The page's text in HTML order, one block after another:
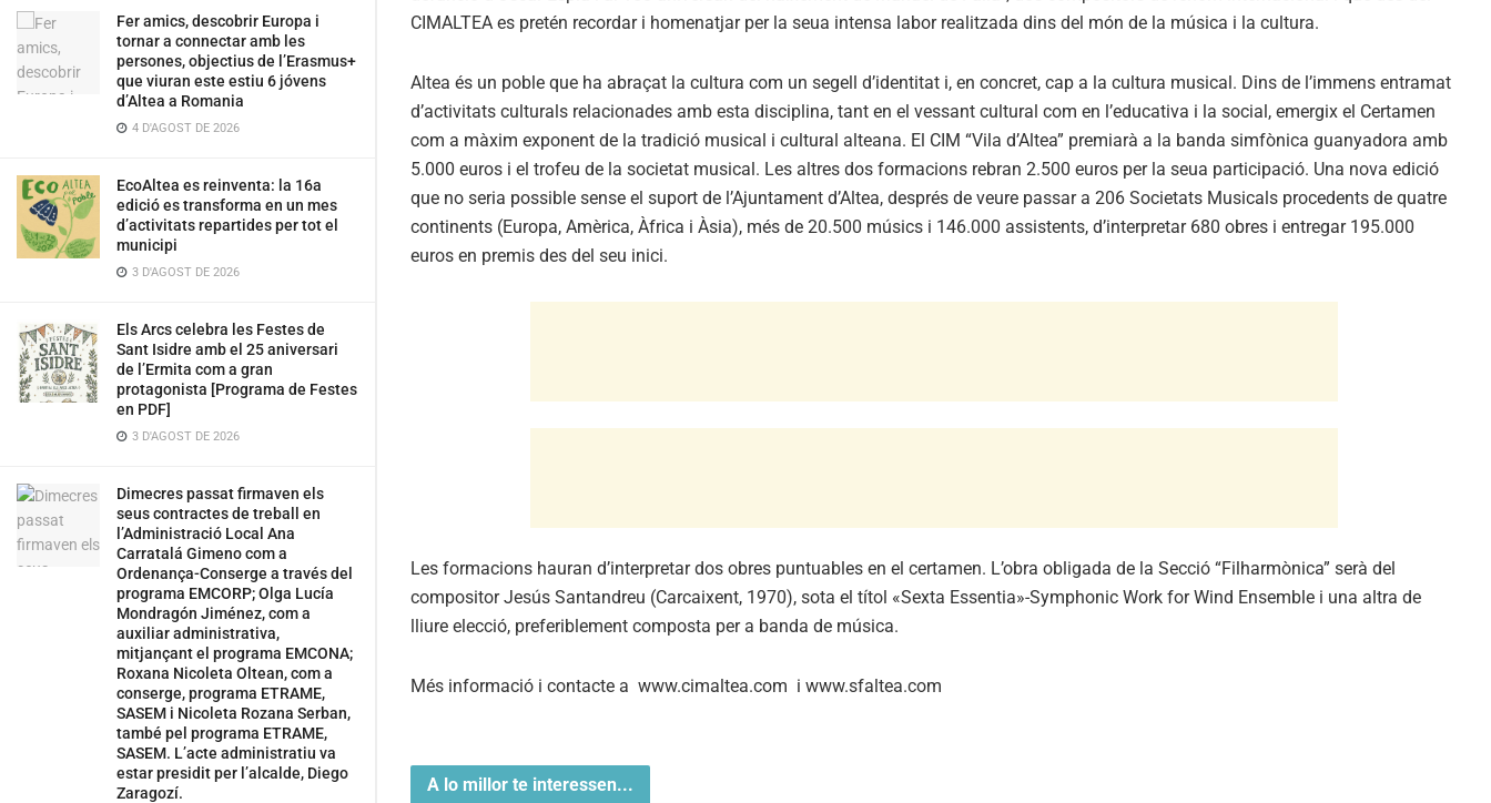
Fer amics, descobrir Europa i
tornar a connectar amb les
persones, objectius de l’Erasmus+
que viuran este estiu 6 jóvens
d’Altea a Romania
4 D'AGOST DE 2026
EcoAltea es reinventa: la 16a
edició es transforma en un mes
d’activitats repartides per tot el
municipi
3 D'AGOST DE 2026
Els Arcs celebra les Festes de
Sant Isidre amb el 25 aniversari
de l’Ermita com a gran
protagonista [Programa de Festes
en PDF]
3 D'AGOST DE 2026
Dimecres passat firmaven els
seus contractes de treball en
l’Administració Local Ana
Carratalá Gimeno com a
Ordenança-Conserge a través del
programa EMCORP; Olga Lucía
Mondragón Jiménez, com a
auxiliar administrativa,
mitjançant el programa EMCONA;
Roxana Nicoleta Oltean, com a
conserge, programa ETRAME,
SASEM i Nicoleta Rozana Serban,
també pel programa ETRAME,
SASEM. L’acte administratiu va
estar presidit per l’alcalde, Diego
Zaragozí.
CIMALTEA es pretén recordar i homenatjar per la seua intensa labor realitzada dins del món de la música i la cultura.
Altea és un poble que ha abraçat la cultura com un segell d’identitat i, en concret, cap a la cultura musical. Dins de l’immens entramat
d’activitats culturals relacionades amb esta disciplina, tant en el vessant cultural com en l’educativa i la social, emergix el Certamen
com a màxim exponent de la tradició musical i cultural alteana. El CIM “Vila d’Altea” premiarà a la banda simfònica guanyadora amb
5.000 euros i el trofeu de la societat musical. Les altres dos formacions rebran 2.500 euros per la seua participació. Una nova edició
que no seria possible sense el suport de l’Ajuntament d’Altea, després de veure passar a 206 Societats Musicals procedents de quatre
continents (Europa, Amèrica, Àfrica i Àsia), més de 20.500 músics i 146.000 assistents, d’interpretar 680 obres i entregar 195.000
euros en premis des del seu inici.
Les formacions hauran d’interpretar dos obres puntuables en el certamen. L’obra obligada de la Secció “Filharmònica” serà del
compositor Jesús Santandreu (Carcaixent, 1970), sota el títol «Sexta Essentia»-Symphonic Work for Wind Ensemble i una altra de
lliure elecció, preferiblement composta per a banda de música.
Més informació i contacte a www.cimaltea.com i www.sfaltea.com
A lo millor te interessen...